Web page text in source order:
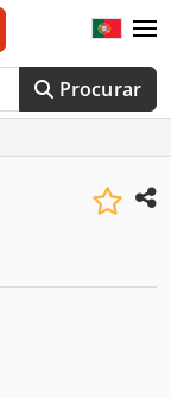
Procurar